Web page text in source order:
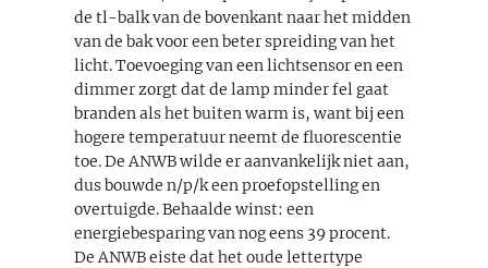
de tl-balk van de bovenkant naar het midden
van de bak voor een beter spreiding van het
licht. Toevoeging van een lichtsensor en een
dimmer zorgt dat de lamp minder fel gaat
branden als het buiten warm is, want bij een
hogere temperatuur neemt de fluorescentie
toe. De ANWB wilde er aanvankelijk niet aan,
dus bouwde n/p/k een proefopstelling en
overtuigde. Behaalde winst: een
energiebesparing van nog eens 39 procent.
De ANWB eiste dat het oude lettertype